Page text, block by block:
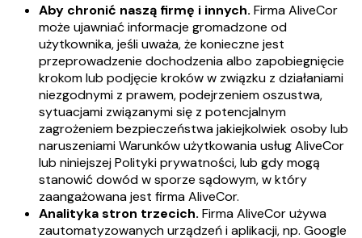
Aby chronić naszą firmę i innych. Firma AliveCor
może ujawniać informacje gromadzone od
użytkownika, jeśli uważa, że konieczne jest
przeprowadzenie dochodzenia albo zapobiegnięcie
krokom lub podjęcie kroków w związku z działaniami
niezgodnymi z prawem, podejrzeniem oszustwa,
sytuacjami związanymi się z potencjalnym
zagrożeniem bezpieczeństwa jakiejkolwiek osoby lub
naruszeniami Warunków użytkowania usług AliveCor
lub niniejszej Polityki prywatności, lub gdy mogą
stanowić dowód w sporze sądowym, w który
zaangażowana jest firma AliveCor.
Analityka stron trzecich. Firma AliveCor używa
zautomatyzowanych urządzeń i aplikacji, np. Google